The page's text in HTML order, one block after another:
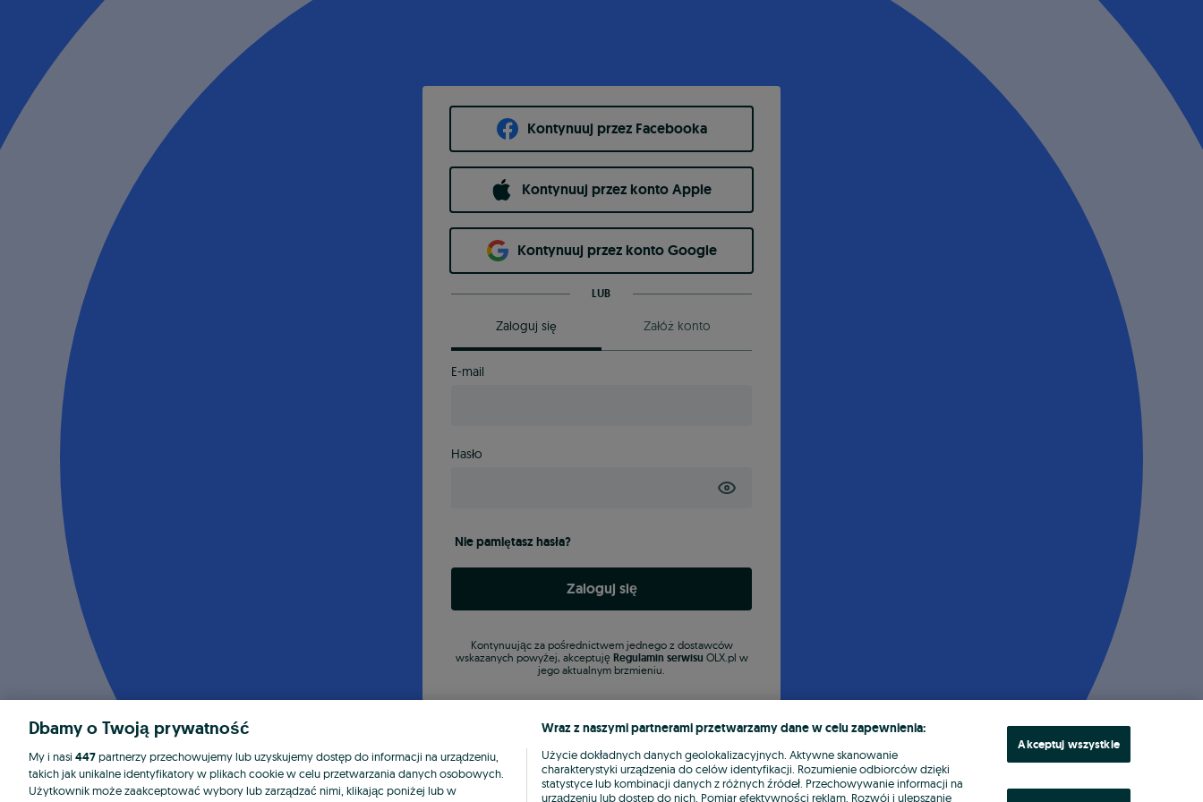
Kontynuuj przez Facebooka
Kontynuuj przez konto Apple
Kontynuuj przez konto Google
LUB
Zaloguj się Załóż konto
E-mail
Hasło
Nie pamiętasz hasła?
Zaloguj się
Kontynuując za pośrednictwem jednego z dostawców
wskazanych powyżej, akceptuję Regulamin serwisu OLX.pl w
jego aktualnym brzmieniu.
Dbamy o Twoją prywatność
My i nasi 447partnerzy przechowujemy lub uzyskujemy dostęp do informacji na urządzeniu,
takich jak unikalne identyfikatory w plikach cookie w celu przetwarzania danych osobowych.
Użytkownik może zaakceptować wybory lub zarządzać nimi, klikając poniżej lub w
Wraz z naszymi partnerami przetwarzamy dane w celu zapewnienia:
Użycie dokładnych danych geolokalizacyjnych. Aktywne skanowanie
charakterystyki urządzenia do celów identyfikacji. Rozumienie odbiorców dzięki
statystyce lub kombinacji danych z różnych źródeł. Przechowywanie informacji na
urządzeniu lub dostęp do nich. Pomiar efektywności reklam. Rozwój i ulepszanie
Akceptuj wszystkie